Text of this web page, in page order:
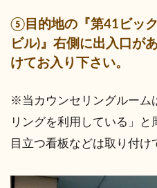
⑤目的地の『第41ビッ
ビル)』右側に出入口が
けてお入り下さい。
※当カウンセリングルーム
リングを利用している」と
目立つ看板などは取り付け